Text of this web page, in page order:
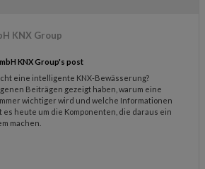
KNX Group
KNX Group's post
eine intelligente KNX-Bewässerung?
Beiträgen gezeigt haben, warum eine
wichtiger wird und welche Informationen
heute um die Komponenten, die daraus ein
machen.